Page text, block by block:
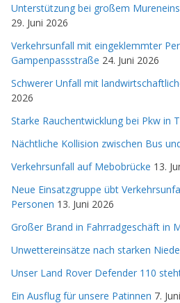
Unterstützung bei großem
29. Juni 2026
Verkehrsunfall mit eingeklemmter
Gampenpassstraße 24. Juni 2026
Schwerer Unfall mit
2026
Starke Rauchentwicklung bei Pkw in
Nächtliche Kollision zwischen Bus
Verkehrsunfall auf Mebobrücke 13.
Neue Einsatzgruppe übt
Personen 13. Juni 2026
Großer Brand in Fahrradgeschäft in
Unwettereinsätze nach starken
Unser Land Rover Defender 110
Ein Ausflug für unsere Patinnen 7.